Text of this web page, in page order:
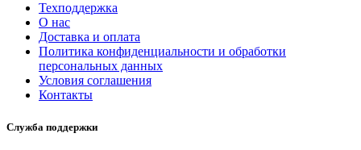
Техподдержка
О нас
Доставка и оплата
Политика конфиденциальности и обработки
персональных данных
Условия соглашения
Контакты
Служба поддержки